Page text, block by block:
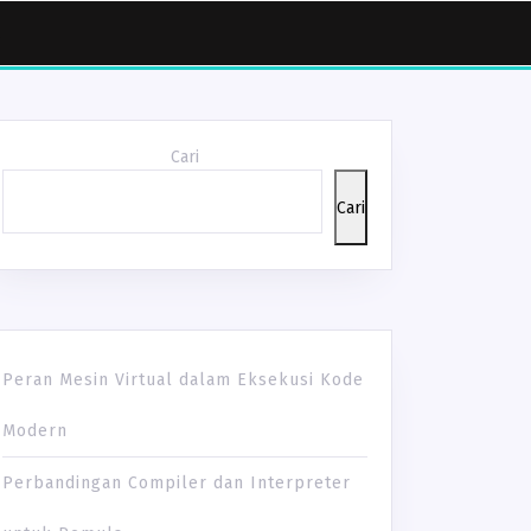
Cari
Cari
Peran Mesin Virtual dalam Eksekusi Kode
Modern
Perbandingan Compiler dan Interpreter